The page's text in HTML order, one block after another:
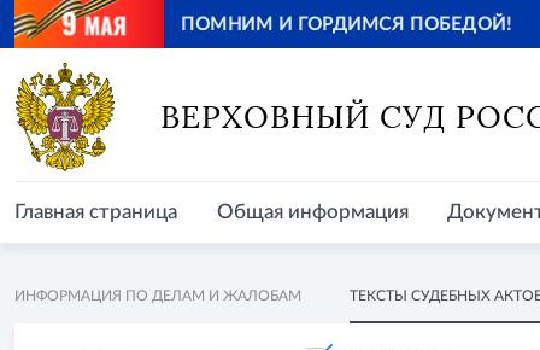
ПОМНИМ И ГОРДИМСЯ ПОБЕДОЙ!
Главная страница
ВЕРХОВНЫЙ СУД
Главная страница Общая информация
ИНФОРМАЦИЯ ПО ДЕЛАМ И ЖАЛОБАМ ТЕКСТЫ СУДЕБНЫХ